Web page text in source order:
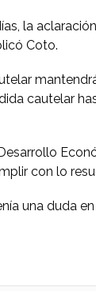
la
Coto.
cautelar
con lo
una duda